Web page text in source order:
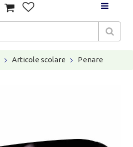
Articole scolare Penare